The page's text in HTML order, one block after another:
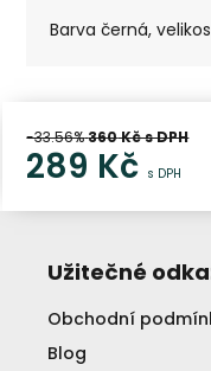
Barva černá,
-33.56%360Kč s DPH
289 Kč s DPH
Užitečné
Obchodní
Blog